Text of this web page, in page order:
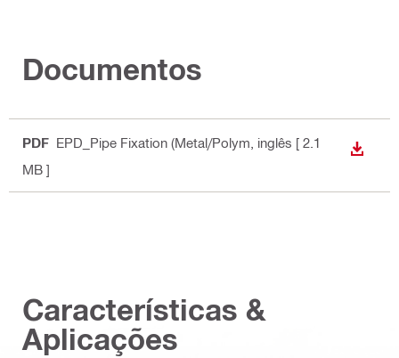
Documentos
PDF EPD_Pipe Fixation (Metal/Polym , inglês [ 2.1
MB ]
Características &
Aplicações